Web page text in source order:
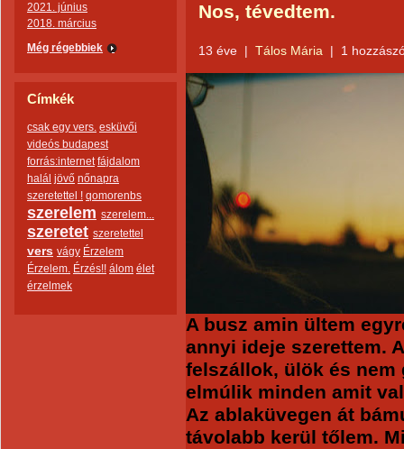
2021. június
2018. március
Még régebbiek
Címkék
csak egy vers. esküvői
videós budapest
forrás:internet fájdalom
halál jövő nőnapra
szeretettel ! qomorenbs
szerelem szerelem...
szeretet szeretettel
vers vágy Érzelem
Érzelem. Érzés!! álom élet
érzelmek
Nos, tévedtem.
13 éve | Tálos Mária | 1
A busz amin ültem
annyi ideje szerettem.
felszállok, ülök és nem
elmúlik minden amit
Az ablaküvegen át
távolabb kerül tőlem.